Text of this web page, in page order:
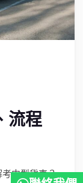
流程
中型貨車？